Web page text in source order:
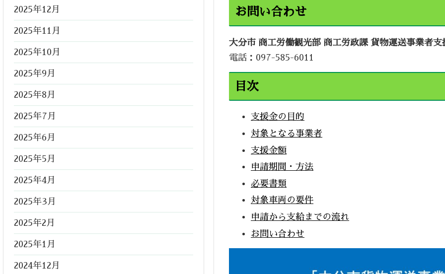
お問い合わせ
大分市 商工労働観光部 商工労政課 貨物運送事業者支
電話：097-585-6011
目次
支援金の目的
対象となる事業者
支援金額
申請期間・方法
必要書類
対象車両の要件
申請から支給までの流れ
お問い合わせ
2025年12月
2025年11月
2025年10月
2025年9月
2025年8月
2025年7月
2025年6月
2025年5月
2025年4月
2025年3月
2025年2月
2025年1月
2024年12月